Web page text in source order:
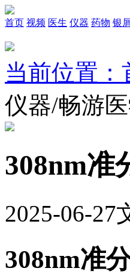
首页 视频 医生 仪器 药物 银
当前位置：
仪器/畅游
308nm准
2025-06-27
308nm准